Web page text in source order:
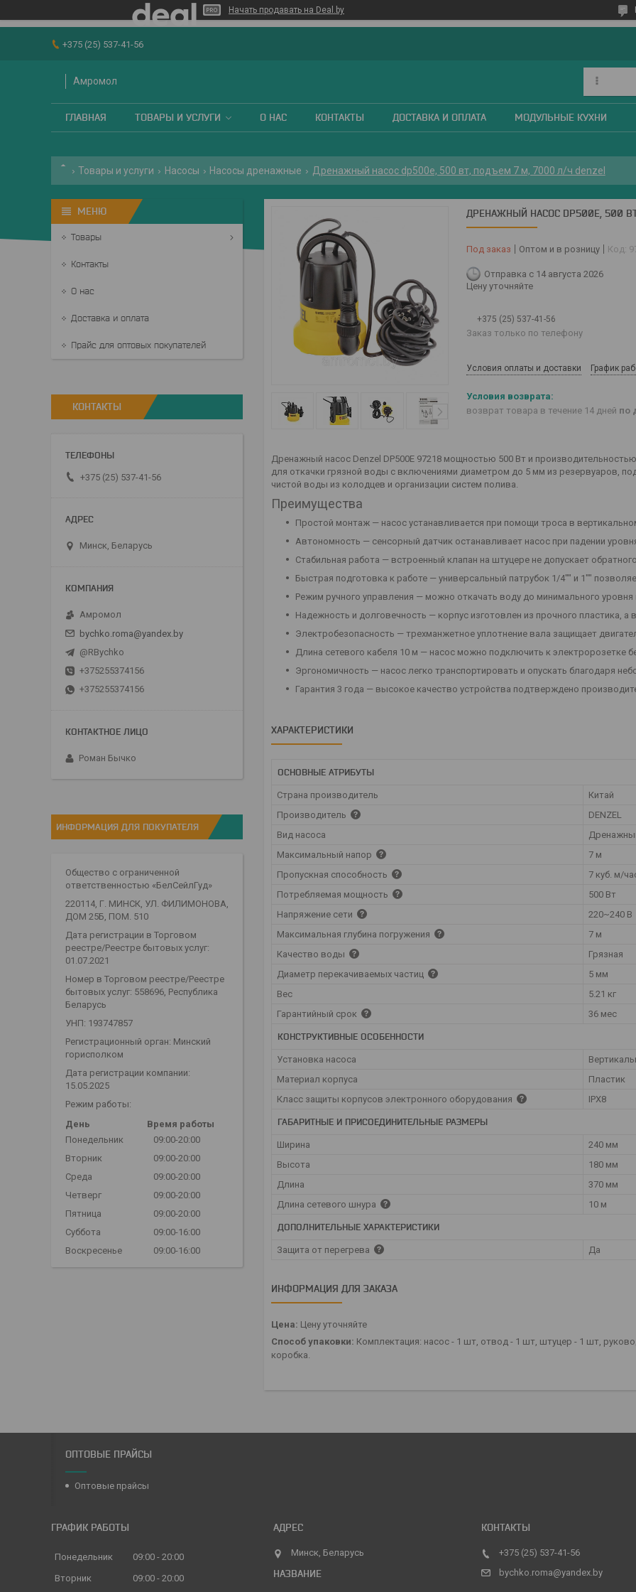
Начать продавать на Deal.by
+375 (25) 537-41-56
Амромол
ГЛАВНАЯ ТОВАРЫ И УСЛУГИ О НАС КОНТАКТЫ ДОСТАВКА И ОПЛАТА МОДУЛЬНЫЕ КУХНИ
Товары и услуги Насосы Насосы дренажные Дренажный насос dp500e, 500 вт, подъем 7 м, 7000 л/ч denzel
ДРЕНАЖНЫЙ НАСОС DP500E, 500
Под заказ Оптом и в розницу Код:
Отправка с 14 августа 2026
Цену уточняйте
+375 (25) 537-41-56
Заказ только по телефону
Условия оплаты и доставки График
возврат товара в течение 14 дней по
Дренажный насос Denzel DP500E 97218 мощностью 500 Вт и
для откачки грязной воды с включениями диаметром до 5 мм из резервуаров,
чистой воды из колодцев и организации систем полива.
Преимущества
Простой монтаж — насос устанавливается при помощи троса в
Автономность — сенсорный датчик останавливает насос при падении
Стабильная работа — встроенный клапан на штуцере не допускает
Быстрая подготовка к работе — универсальный патрубок 1/4"" и 1""
Режим ручного управления — можно откачать воду до минимального уровня
Надежность и долговечность — корпус изготовлен из прочного пластика,
Электробезопасность — трехманжетное уплотнение вала защищает
Длина сетевого кабеля 10 м — насос можно подключить к электророзетке
Эргономичность — насос легко транспортировать и опускать благодаря
Гарантия 3 года — высокое качество устройства подтверждено
ХАРАКТЕРИСТИКИ
ОСНОВНЫЕ АТРИБУТЫ
Страна производитель
Китай
Производитель
DENZEL
Вид насоса
Максимальный напор
7 м
Пропускная способность
7 куб. м/
Потребляемая мощность
500 Вт
Напряжение сети
220~240 В
Максимальная глубина погружения
7 м
Качество воды
Грязная
Диаметр перекачиваемых частиц
5 мм
Вес
5.21 кг
Гарантийный срок
36 мес
КОНСТРУКТИВНЫЕ ОСОБЕННОСТИ
Установка насоса
Материал корпуса
Пластик
Класс защиты корпусов электронного оборудования
IPX8
ГАБАРИТНЫЕ И ПРИСОЕДИНИТЕЛЬНЫЕ РАЗМЕРЫ
Ширина
240 мм
Высота
180 мм
Длина
370 мм
Длина сетевого шнура
10 м
ДОПОЛНИТЕЛЬНЫЕ ХАРАКТЕРИСТИКИ
Защита от перегрева Да
ИНФОРМАЦИЯ ДЛЯ ЗАКАЗА
Цена: Цену уточняйте
Способ упаковки: Комплектация: насос - 1 шт, отвод - 1 шт, штуцер - 1 шт,
коробка.
Товары
Контакты
О нас
Доставка и оплата
Прайс для оптовых покупателей
КОНТАКТЫ
+375 (25) 537-41-56
Минск, Беларусь
Амромол
bychko.roma@yandex.by
@RBychko
+375255374156
+375255374156
Роман Бычко
ИНФОРМАЦИЯ ДЛЯ ПОКУПАТЕЛЯ
Общество с ограниченной
ответственностью «БелСейлГуд»
220114, Г. МИНСК, УЛ. ФИЛИМОНОВА,
ДОМ 25Б, ПОМ. 510
Дата регистрации в Торговом
реестре/Реестре бытовых услуг:
01.07.2021
Номер в Торговом реестре/Реестре
бытовых услуг: 558696, Республика
Беларусь
УНП: 193747857
Регистрационный орган: Минский
горисполком
Дата регистрации компании:
15.05.2025
Режим работы:
День
Время работы
Понедельник
09:00-20:00
Вторник
09:00-20:00
Среда
09:00-20:00
Четверг
09:00-20:00
Пятница
09:00-20:00
Суббота
09:00-16:00
Воскресенье
09:00-16:00
ОПТОВЫЕ ПРАЙСЫ
Оптовые прайсы
ГРАФИК РАБОТЫ
Понедельник 09:00
20:00
Вторник
09:00 20:00
Минск, Беларусь
+375 (25) 537-41-56
bychko.roma@yandex.by